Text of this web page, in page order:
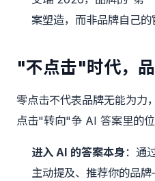
案塑造，而非品牌自己的
"不点击"时代，
零点击不代表品牌无能为力
点击"转向"争 AI 答案里的位
进入 AI 的答案本身：通
主动提及、推荐你的品